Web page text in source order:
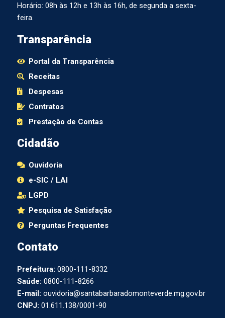
Horário: 08h às 12h e 13h às 16h, de segunda a sexta-
feira.
Transparência
Portal da Transparência
Receitas
Despesas
Contratos
Prestação de Contas
Cidadão
Ouvidoria
e-SIC / LAI
LGPD
Pesquisa de Satisfação
Perguntas Frequentes
Contato
Prefeitura: 0800-111-8332
Saúde: 0800-111-8266
E-mail: ouvidoria@santabarbaradomonteverde.mg.gov.br
CNPJ: 01.611.138/0001-90